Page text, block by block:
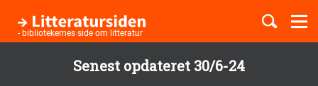
Senest opdateret 30/6-24
- bibliotekernes side om litteratur
Børnebøger